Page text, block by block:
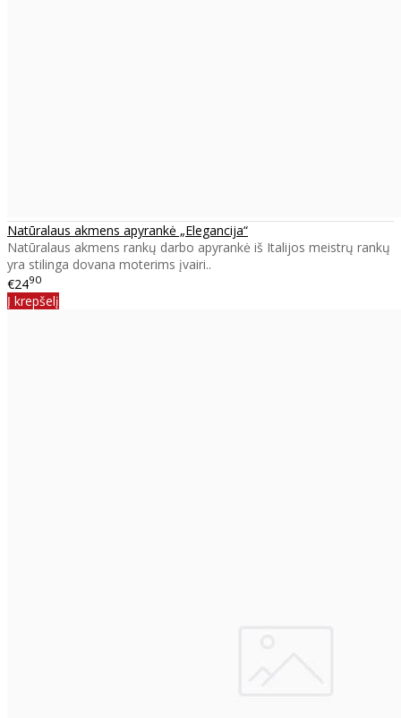
Natūralaus akmens apyrankė „Elegancija“
Natūralaus akmens rankų darbo apyrankė iš Italijos meistrų rankų
yra stilinga dovana moterims įvairi..
€2490
Į krepšelį